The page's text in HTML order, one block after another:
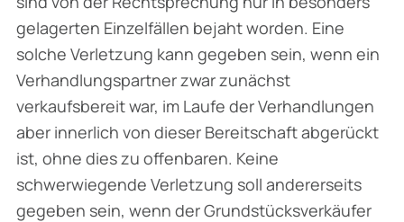
gelagerten Einzelfällen bejaht worden. Eine
solche Verletzung kann gegeben sein, wenn ein
Verhandlungspartner zwar zunächst
verkaufsbereit war, im Laufe der Verhandlungen
aber innerlich von dieser Bereitschaft abgerückt
ist, ohne dies zu offenbaren. Keine
schwerwiegende Verletzung soll andererseits
gegeben sein, wenn der Grundstücksverkäufer